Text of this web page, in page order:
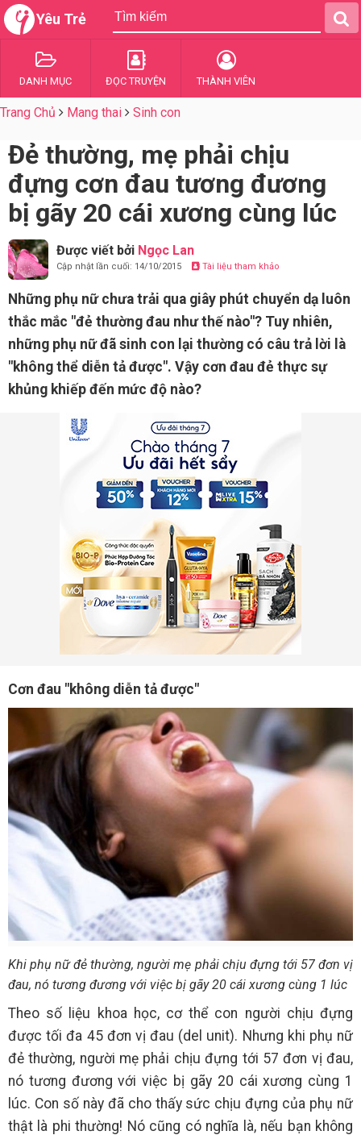
Yêu Trẻ
DANH MỤC ĐỌC TRUYỆN THÀNH VIÊN
Trang Chủ Mang thai Sinh con
Đẻ thường, mẹ phải chịu
đựng cơn đau tương đương
bị gãy 20 cái xương cùng lúc
Được viết bởi Ngọc Lan
Cập nhật lần cuối: 14/10/2015 Tài liệu tham khảo
Những phụ nữ chưa trải qua giây phút chuyển dạ luôn
thắc mắc "đẻ thường đau như thế nào"? Tuy nhiên,
những phụ nữ đã sinh con lại thường có câu trả lời là
"không thể diễn tả được". Vậy cơn đau đẻ thực sự
khủng khiếp đến mức độ nào?
Cơn đau "không diễn tả được"
Khi phụ nữ đẻ thường, người mẹ phải chịu đựng tới 57 đơn vị
đau, nó tương đương với việc bị gãy 20 cái xương cùng 1 lúc
Theo số liệu khoa học, cơ thể con người chịu đựng
được tối đa 45 đơn vị đau (del unit). Nhưng khi phụ nữ
đẻ thường, người mẹ phải chịu đựng tới 57 đơn vị đau,
nó tương đương với việc bị gãy 20 cái xương cùng 1
lúc. Con số này đã cho thấy sức chịu đựng của phụ nữ
thật là phi thường! Nó cũng có nghĩa là, nếu bạn không